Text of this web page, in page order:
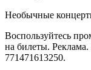
Необычные
Воспользуйтесь
на билеты.
771471613250.